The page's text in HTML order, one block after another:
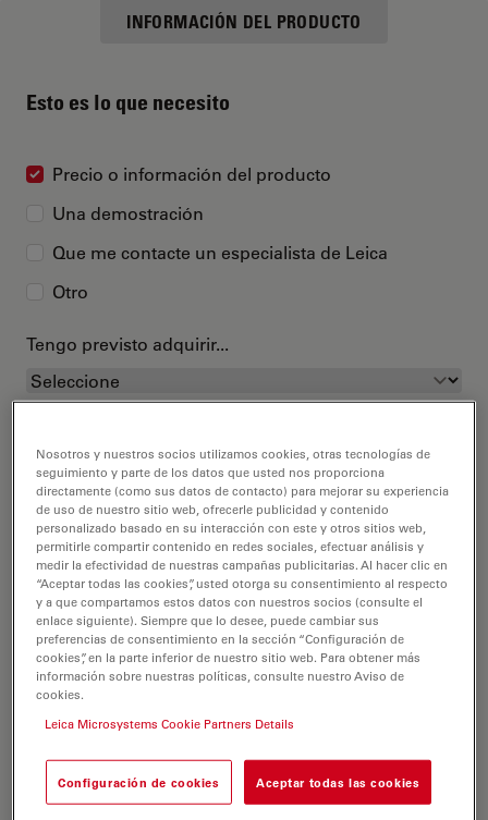
INFORMACIÓN DEL PRODUCTO
Esto es lo que necesito
Precio o información del producto
Una demostración
Que me contacte un especialista de Leica
Otro
Tengo previsto adquirir...
Este es mi perfil
Título académico opcional
Nombre
Apellido
Nosotros y nuestros socios utilizamos cookies, otras tecnologías de
seguimiento y parte de los datos que usted nos proporciona
directamente (como sus datos de contacto) para mejorar su experiencia
de uso de nuestro sitio web, ofrecerle publicidad y contenido
personalizado basado en su interacción con este y otros sitios web,
permitirle compartir contenido en redes sociales, efectuar análisis y
medir la efectividad de nuestras campañas publicitarias. Al hacer clic en
“Aceptar todas las cookies”, usted otorga su consentimiento al respecto
y a que compartamos estos datos con nuestros socios (consulte el
enlace siguiente). Siempre que lo desee, puede cambiar sus
preferencias de consentimiento en la sección “Configuración de
cookies”, en la parte inferior de nuestro sitio web. Para obtener más
información sobre nuestras políticas, consulte nuestro Aviso de
cookies.
Leica Microsystems Cookie Partners Details
Configuración de cookies Aceptar todas las cookies